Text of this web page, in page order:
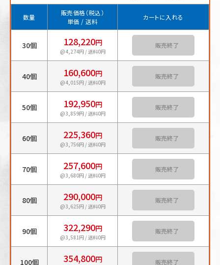
数量
販売価格（税込）
単価 / 送料
カートに入れる
30個 128,220円
@4,274円 / 送料0円
カートに入れる
40個 160,600円
@4,015円 / 送料0円
カートに入れる
50個 192,950円
@3,859円 / 送料0円
カートに入れる
60個 225,360円
@3,756円 / 送料0円
カートに入れる
70個 257,600円
@3,680円 / 送料0円
カートに入れる
80個 290,000円
@3,625円 / 送料0円
カートに入れる
90個 322,290円
@3,581円 / 送料0円
カートに入れる
100個 354,800円 カートに入れる